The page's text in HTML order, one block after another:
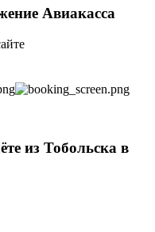
Авиакасса
из Тобольска в